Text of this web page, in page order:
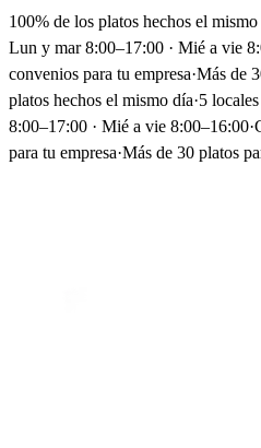
100% de los platos hechos el mismo
Lun y mar 8:00–17:00 · Mié a vie
convenios para tu empresa·Más de
platos hechos el mismo día·5
8:00–17:00 · Mié a vie 8:00–16:00·
para tu empresa·Más de 30 platos